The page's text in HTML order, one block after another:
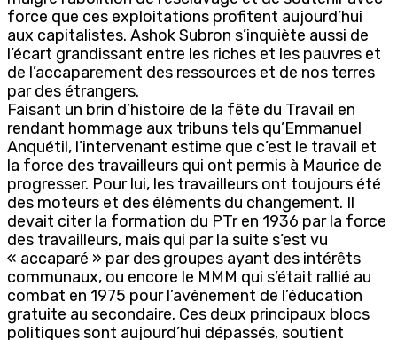
force que ces exploitations profitent aujourd’hui
aux capitalistes. Ashok Subron s’inquiète aussi de
l’écart grandissant entre les riches et les pauvres et
de l’accaparement des ressources et de nos terres
par des étrangers.
Faisant un brin d’histoire de la fête du Travail en
rendant hommage aux tribuns tels qu’Emmanuel
Anquétil, l’intervenant estime que c’est le travail et
la force des travailleurs qui ont permis à Maurice de
progresser. Pour lui, les travailleurs ont toujours été
des moteurs et des éléments du changement. Il
devait citer la formation du PTr en 1936 par la force
des travailleurs, mais qui par la suite s’est vu
« accaparé » par des groupes ayant des intérêts
communaux, ou encore le MMM qui s’était rallié au
combat en 1975 pour l’avènement de l’éducation
gratuite au secondaire. Ces deux principaux blocs
politiques sont aujourd’hui dépassés, soutient